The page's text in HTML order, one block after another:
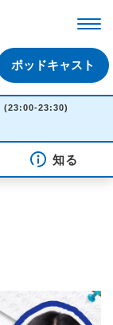
ポッドキャスト
(23:00-23:30)
知る